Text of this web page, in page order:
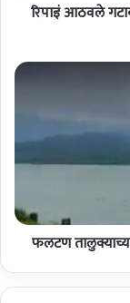
सं
हि
व
,
वि
ये
रिपाइं आठवले
फ
ता
लु
च्या
दृ
फलटण